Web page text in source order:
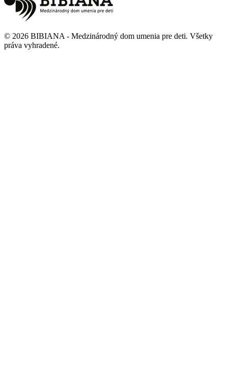
© 2026 BIBIANA - Medzinárodný dom umenia pre deti. Všetky
práva vyhradené.